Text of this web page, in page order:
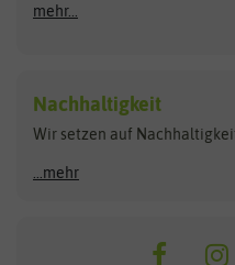
Anzuchtschalen
Heizmatte & Heizkabel
Kokos-Quelltabletten
Zimmergewächshaus
Carl Pabst
Florissa
Flortis
Franchi Sementi
mehr...
Nachhaltigkeit
Wir setzen auf
...mehr